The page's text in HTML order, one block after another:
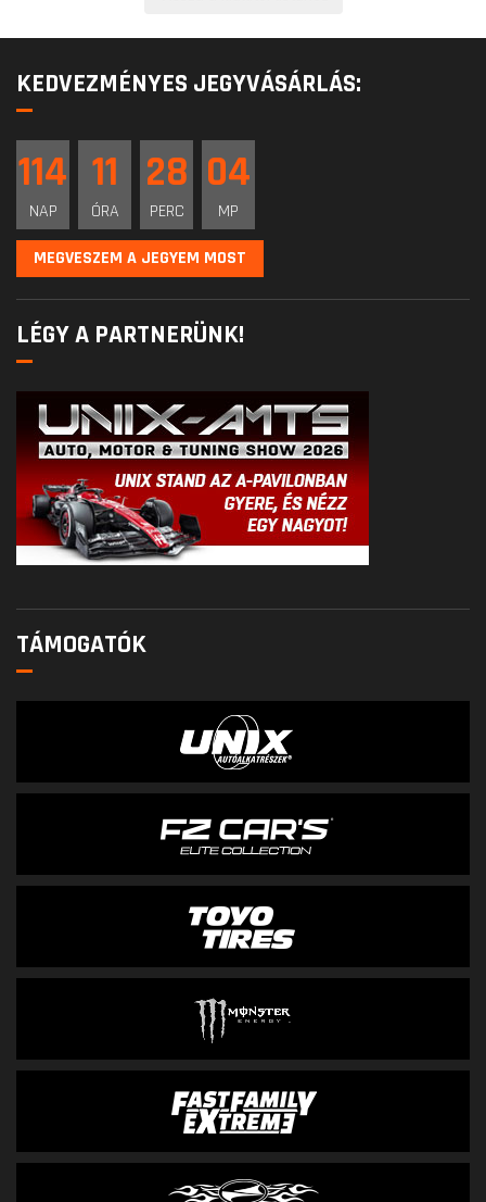
KEDVEZMÉNYES JEGYVÁSÁRLÁS:
114
NAP
11
ÓRA
28
PERC
04
MP
MEGVESZEM A JEGYEM MOST
LÉGY A PARTNERÜNK!
TÁMOGATÓK